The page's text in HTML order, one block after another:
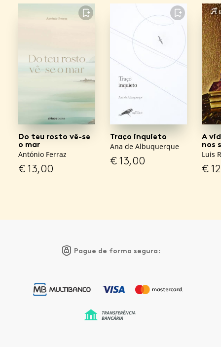
FAVORITO
Do teu rosto vê-se
o mar
António Ferraz
€13,00
FAVORITO
Traço inquieto
Ana de Albuquerque
€13,00
A
nos
Luis
€
Pague de forma segura: